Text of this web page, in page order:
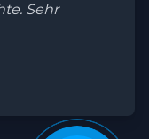
Sehr